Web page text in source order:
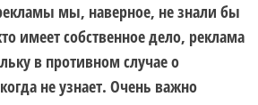
мы, наверное, не знали бы
имеет собственное дело, реклама
в противном случае о
не узнает. Очень важно